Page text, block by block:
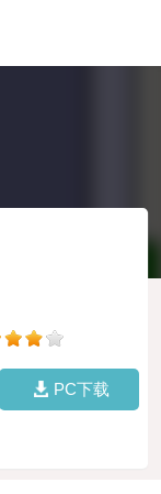
PC下载